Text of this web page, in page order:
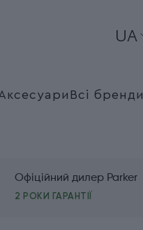
UA
Всі бренди
Офіційний дилер Parker
2 РОКИ ГАРАНТІЇ